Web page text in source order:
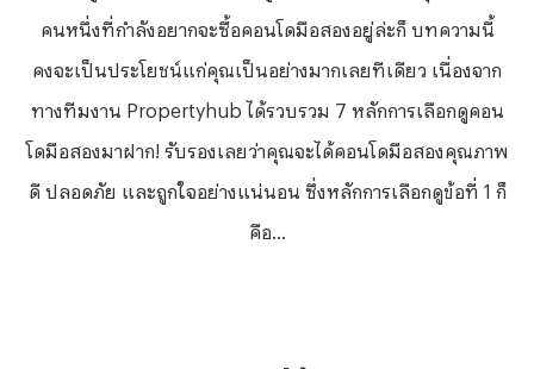
คนหนึ่งที่กำลังอยากจะซื้อคอนโดมือสองอยู่ล่ะก็ บทความนี้
คงจะเป็นประโยชน์แก่คุณเป็นอย่างมากเลยทีเดียว เนื่องจาก
ทางทีมงาน Propertyhub ได้รวบรวม 7 หลักการเลือกดูคอน
โดมือสองมาฝาก! รับรองเลยว่าคุณจะได้คอนโดมือสองคุณภาพ
ดี ปลอดภัย และถูกใจอย่างแน่นอน ซึ่งหลักการเลือกดูข้อที่ 1 ก็
คือ...